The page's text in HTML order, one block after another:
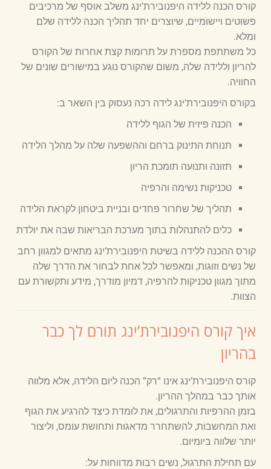
קורס הכנה ללידה היפנובירת’ינג משלב אוסף של מרכיבים
פשוטים ויישומיים, שיוצרים יחד תהליך הכנה ללידה שלם
ומלא.
כל משתתפת מספרת על תרומות קצת אחרות של הקורס
להריון וללידה שלה, משום שהקורס נוגע במישורים שונים של
החוויה.
בקורס היפנובירת’ינג לידה רכה נעסוק בין השאר ב:
הכנה פיזית של הגוף ללידה
תנוחת התינוק ברחם וההשפעה שלה על מהלך הלידה
תזונה ותנועה תומכת הריון
טכניקות נשימה והרפיה
תהליך של שחרור פחדים ובניית ביטחון לקראת הלידה
כלים להתנהלות בתוך מערכת הבריאות שבה את יולדת
קורס ההכנה ללידה בשיטת היפנובירת’ינג מתאים למגוון רחב
של נשים וזוגות, ומאפשר לכל אחת לבחור את הדרך שלה
מתוך מגוון טכניקות להרפיה, דמיון מודרך, מידע ותקשורת עם
הצוות.
איך קורס היפנובירת’ינג תורם לך כבר
בהריון
קורס היפנובירת’ינג אינו “רק” הכנה ליום הלידה, אלא מלווה
אותך כבר במהלך ההריון.
בזמן ההרפיות והתרגולים, את לומדת כיצד להרגיע את הגוף
ואת המחשבות, להשתחרר מדאגות ותחושת עומס, וליצור
יותר שלווה ביומיום.
עם תחילת התרגול, נשים רבות מדווחות על: